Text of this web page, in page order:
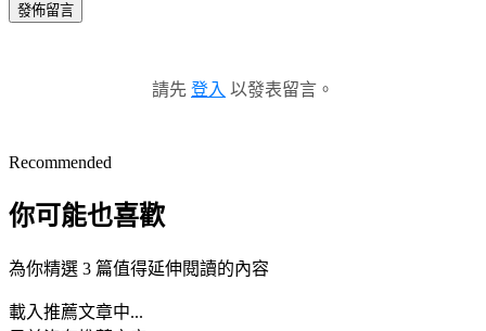
發佈留言
請先 登入 以發表留言。
Recommended
你可能也喜歡
為你精選 3 篇值得延伸閱讀的內容
載入推薦文章中...